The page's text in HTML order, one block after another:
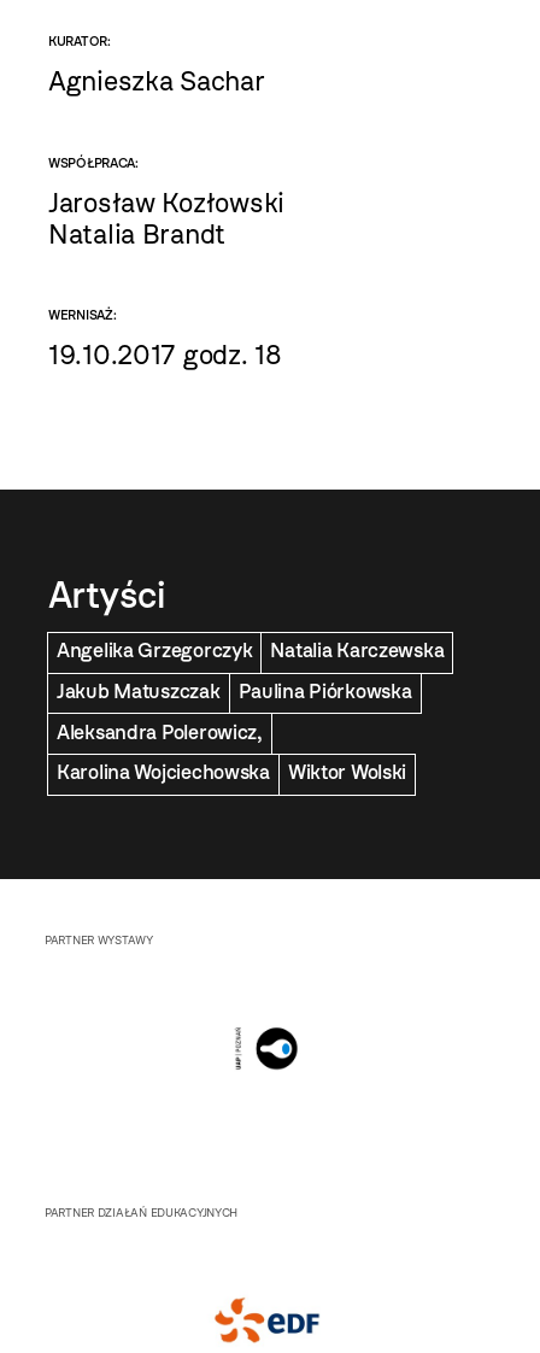
KURATOR:
Agnieszka Sachar
WSPÓŁPRACA:
Jarosław Kozłowski
Natalia Brandt
WERNISAŻ:
19.10.2017 godz. 18
Artyści
Angelika Grzegorczyk
Natalia Karczewska
Jakub Matuszczak
Paulina Piórkowska
Aleksandra Polerowicz,
Karolina Wojciechowska
Wiktor Wolski
PARTNER WYSTAWY
PARTNER DZIAŁAŃ EDUKACYJNYCH